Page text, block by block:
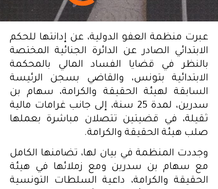
عبرت منظمة العفو الدولية، عن إدانتها للحكم
الابتدائي الصادر عن الدائرة الجنائية المختصة
بالنظر في قضايا الفساد المالي بالمحكمة
الابتدائية بتونس، والقاضي بسجن الرئيسة
السابقة لهيئة الحقيقة والكرامة، سهام بن
سدرين، لمدة 25 سنة، إلى جانب غرامات مالية
ثقيلة، في قضيتين تتصلان مباشرة بعملها
صلب هيئة الحقيقة والكرامة.
وجددت المنظمة في بيان لها، تضامنها الكامل
مع سهام بن سدرين ومع زملائها في هيئة
الحقيقة والكرامة، داعية السلطات التونسية